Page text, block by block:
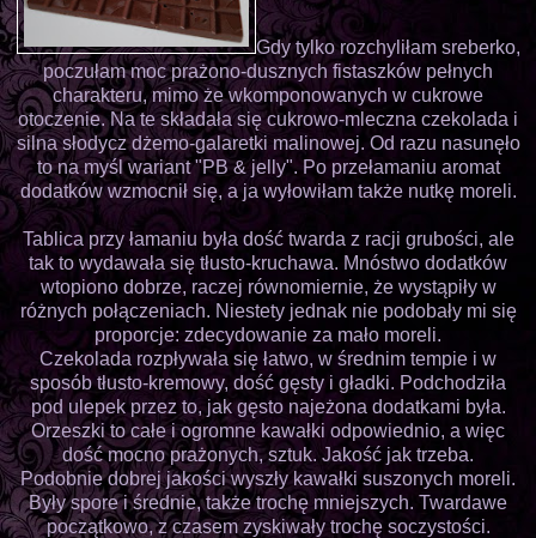
Gdy tylko rozchyliłam sreberko,
poczułam moc prażono-dusznych fistaszków pełnych
charakteru, mimo że wkomponowanych w cukrowe
otoczenie. Na te składała się cukrowo-mleczna czekolada i
silna słodycz dżemo-galaretki malinowej. Od razu nasunęło
to na myśl wariant "PB & jelly". Po przełamaniu aromat
dodatków wzmocnił się, a ja wyłowiłam także nutkę moreli.
Tablica przy łamaniu była dość twarda z racji grubości, ale
tak to wydawała się tłusto-kruchawa. Mnóstwo dodatków
wtopiono dobrze, raczej równomiernie, że wystąpiły w
różnych połączeniach. Niestety jednak nie podobały mi się
proporcje: zdecydowanie za mało moreli.
Czekolada rozpływała się łatwo, w średnim tempie i w
sposób tłusto-kremowy, dość gęsty i gładki. Podchodziła
pod ulepek przez to, jak gęsto najeżona dodatkami była.
Orzeszki to całe i ogromne kawałki odpowiednio, a więc
dość mocno prażonych, sztuk. Jakość jak trzeba.
Podobnie dobrej jakości wyszły kawałki suszonych moreli.
Były spore i średnie, także trochę mniejszych. Twardawe
początkowo, z czasem zyskiwały trochę soczystości.